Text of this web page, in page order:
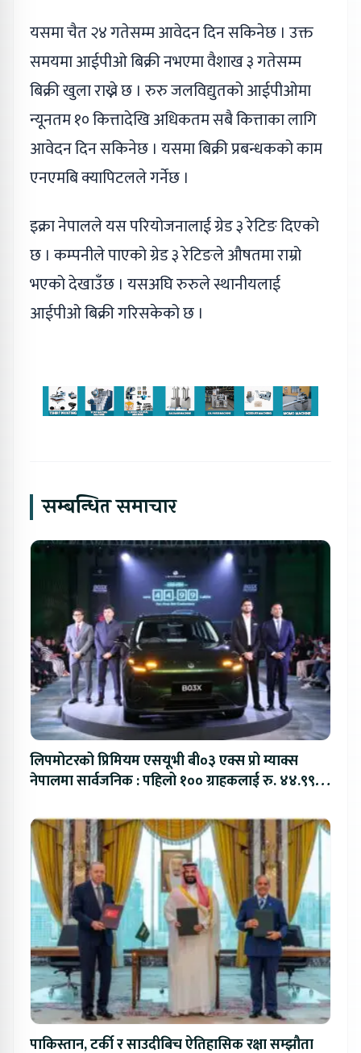
यसमा चैत २४ गतेसम्म आवेदन दिन सकिनेछ । उक्त
समयमा आईपीओ बिक्री नभएमा वैशाख ३ गतेसम्म
बिक्री खुला राख्ने छ । रुरु जलविद्युतको आईपीओमा
न्यूनतम १० कित्तादेखि अधिकतम सबै कित्ताका लागि
आवेदन दिन सकिनेछ । यसमा बिक्री प्रबन्धकको काम
एनएमबि क्यापिटलले गर्नेछ ।
इक्रा नेपालले यस परियोजनालाई ग्रेड ३ रेटिङ दिएको
छ । कम्पनीले पाएको ग्रेड ३ रेटिङले औषतमा राम्रो
भएको देखाउँछ । यसअघि रुरुले स्थानीयलाई
आईपीओ बिक्री गरिसकेको छ ।
सम्बन्धित समाचार
लिपमोटरको प्रिमियम एसयूभी बी०३ एक्स प्रो म्याक्स
नेपालमा सार्वजनिक : पहिलो १०० ग्राहकलाई रु. ४४.९९
पाकिस्तान, टर्की र साउदीबिच ऐतिहासिक रक्षा सम्झौता